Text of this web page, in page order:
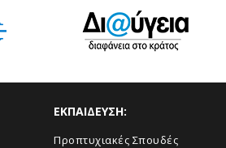
ΕΚΠΑΙΔΕΥΣΗ:
Προπτυχιακές Σπουδές